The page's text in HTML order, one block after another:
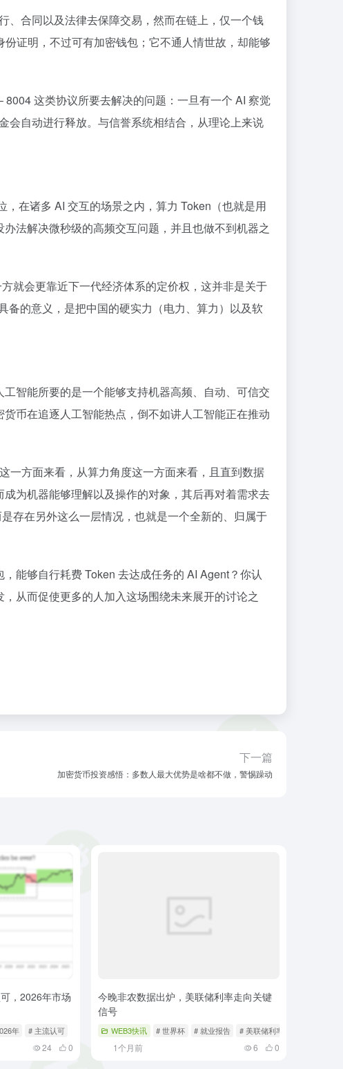
、合同以及法律去保障交易，然而在链上，仅一个钱
证明，不过可有加密钱包；它不通人情世故，却能够
这类协议所要去解决的问题：一旦有一个 AI 察觉
会自动进行释放。与信誉系统相结合，从理论上来说
在诸多 AI 交互的场景之内，算力 Token（也就是用
法解决微秒级的高频交互问题，并且也做不到机器之
就会更靠近下一代经济体系的定价权，这并非是关于
备的意义，是把中国的硬实力（电力、算力）以及软
智能所要的是一个能够支持机器高频、自动、可信交
币在追逐人工智能热点，倒不如讲人工智能正在推动
一方面来看，从算力角度这一方面来看，且直到数据
为机器能够理解以及操作的对象，其后再对着需求去
存在另外这么一层情况，也就是一个全新的、归属于
能够自行耗费 Token 去达成任务的 AI Agent？你认
从而促使更多的人加入这场围绕未来展开的讨论之
下一篇
加密货币投资感悟：多数人最大优势是啥都不做，警惕躁动
，2026年市场
年 # 主流认可
24 0
今晚非农数据出炉，美联储利率走向关键
信号
WEB3快讯 # 世界杯 # 就业报告 # 美联储利率
1个月前 6 0